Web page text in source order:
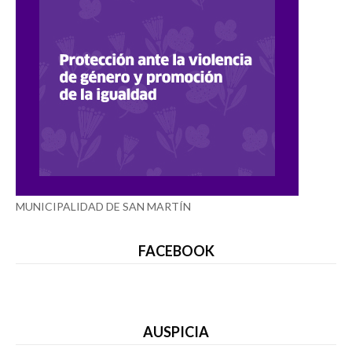
MUNICIPALIDAD DE SAN MARTÍN
FACEBOOK
AUSPICIA